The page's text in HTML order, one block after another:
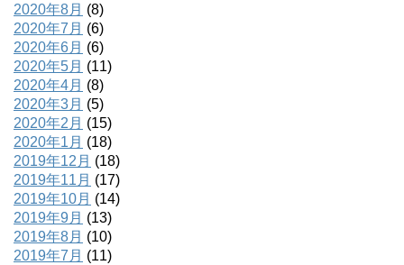
2020年8月 (8)
2020年7月 (6)
2020年6月 (6)
2020年5月 (11)
2020年4月 (8)
2020年3月 (5)
2020年2月 (15)
2020年1月 (18)
2019年12月 (18)
2019年11月 (17)
2019年10月 (14)
2019年9月 (13)
2019年8月 (10)
2019年7月 (11)